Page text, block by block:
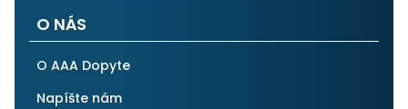
O NÁS
O AAA Dopyte
Napíšte nám